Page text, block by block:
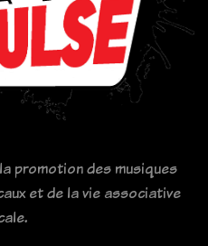
promotion des musiques
et de la vie associative